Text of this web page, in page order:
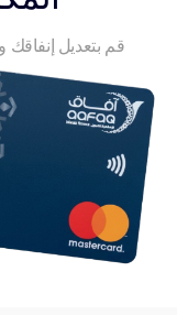
قم بتعديل إنفاقك